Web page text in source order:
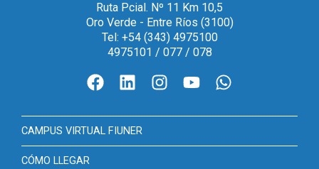
Ruta Pcial. Nº 11 Km 10,5
Oro Verde - Entre Ríos (3100)
Tel: +54 (343) 4975100
4975101 / 077 / 078
CAMPUS VIRTUAL FIUNER
CÓMO LLEGAR